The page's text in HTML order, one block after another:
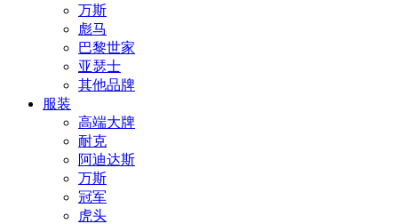
万斯
彪马
巴黎世家
亚瑟士
其他品牌
服装
高端大牌
耐克
阿迪达斯
万斯
冠军
虎头